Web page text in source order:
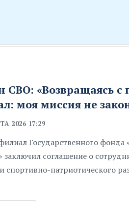
СВО: «Возвращаясь с
моя миссия не
2026 17:29
Государственного фонда
заключил соглашение о
спортивно-патриотического